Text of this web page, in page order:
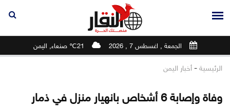
الجمعة , اغسطس 7 , 2026 21℃ صنعاء, اليمن
الرئيسية - أخبار اليمن
وفاة وإصابة 6 أشخاص بانهيار منزل في ذمار